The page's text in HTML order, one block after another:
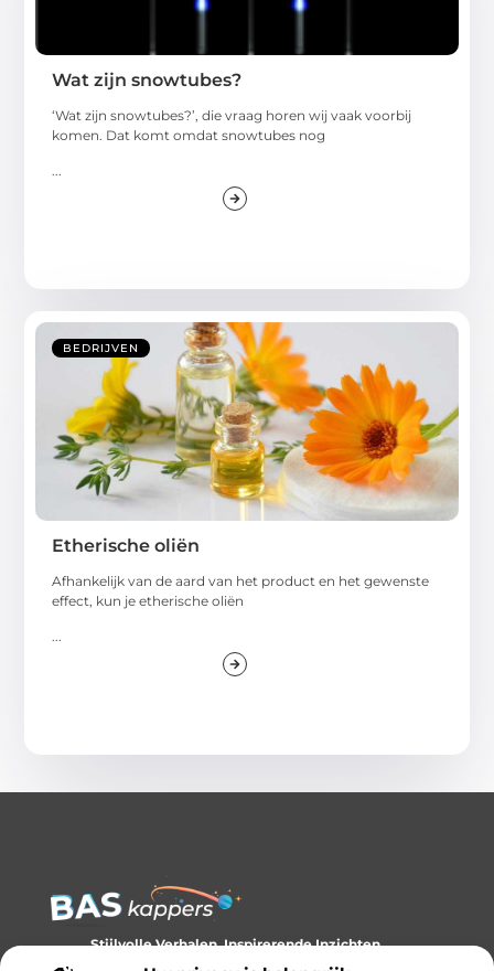
Wat zijn snowtubes?
‘Wat zijn snowtubes?’, die vraag horen wij vaak voorbij
komen. Dat komt omdat snowtubes nog
...
BEDRIJVEN
Etherische oliën
Afhankelijk van de aard van het product en het gewenste
effect, kun je etherische oliën
...
Stijlvolle Verhalen, Inspirerende Inzichten.
Ontdek trends, tips en verhalen die je kijk op stijl verrijken.